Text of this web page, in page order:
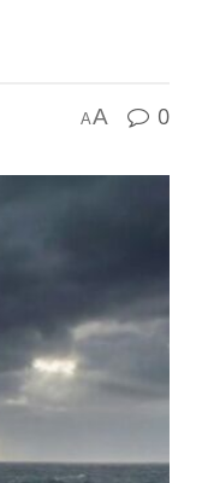
AA 0